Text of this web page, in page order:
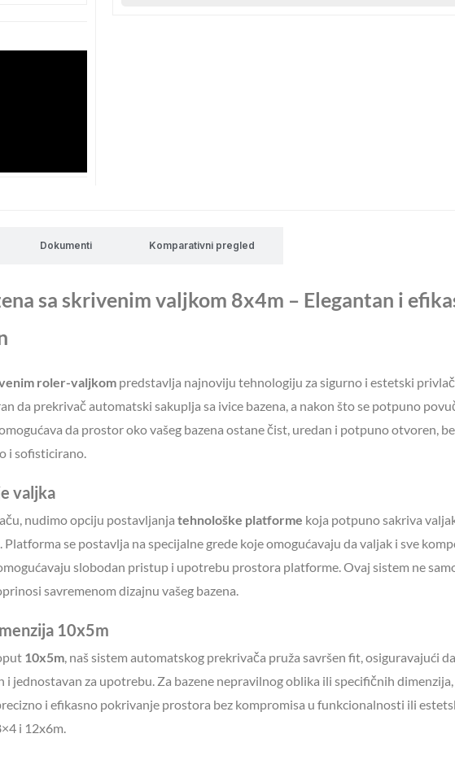
Dokumenti Komparativni pregled
sa skrivenim valjkom 8x4m – Elegantan i
roler-valjkom predstavlja najnoviju tehnologiju za sigurno i estetski
da prekrivač automatski sakuplja sa ivice bazena, a nakon što se potpuno
da prostor oko vašeg bazena ostane čist, uredan i potpuno otvoren,
i sofisticirano.
valjka
nudimo opciju postavljanja tehnološke platforme koja potpuno sakriva
se postavlja na specijalne grede koje omogućavaju da valjak i sve
slobodan pristup i upotrebu prostora platforme. Ovaj sistem ne
savremenom dizajnu vašeg bazena.
10x5m
10x5m , naš sistem automatskog prekrivača pruža savršen fit, osiguravajući
jednostavan za upotrebu. Za bazene nepravilnog oblika ili specifičnih
i efikasno pokrivanje prostora bez kompromisa u funkcionalnosti ili
i 12x6m.